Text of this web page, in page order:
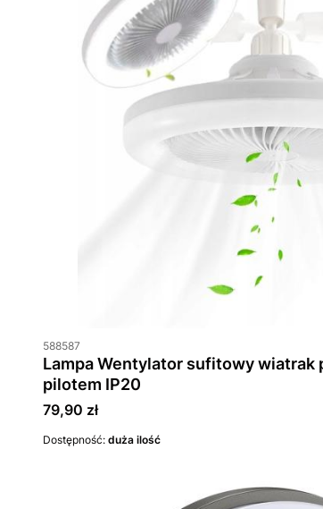
588587
Lampa Wentylator sufitowy wiatrak
pilotem IP20
Cena
79,90 zł
Dostępność: duża ilość